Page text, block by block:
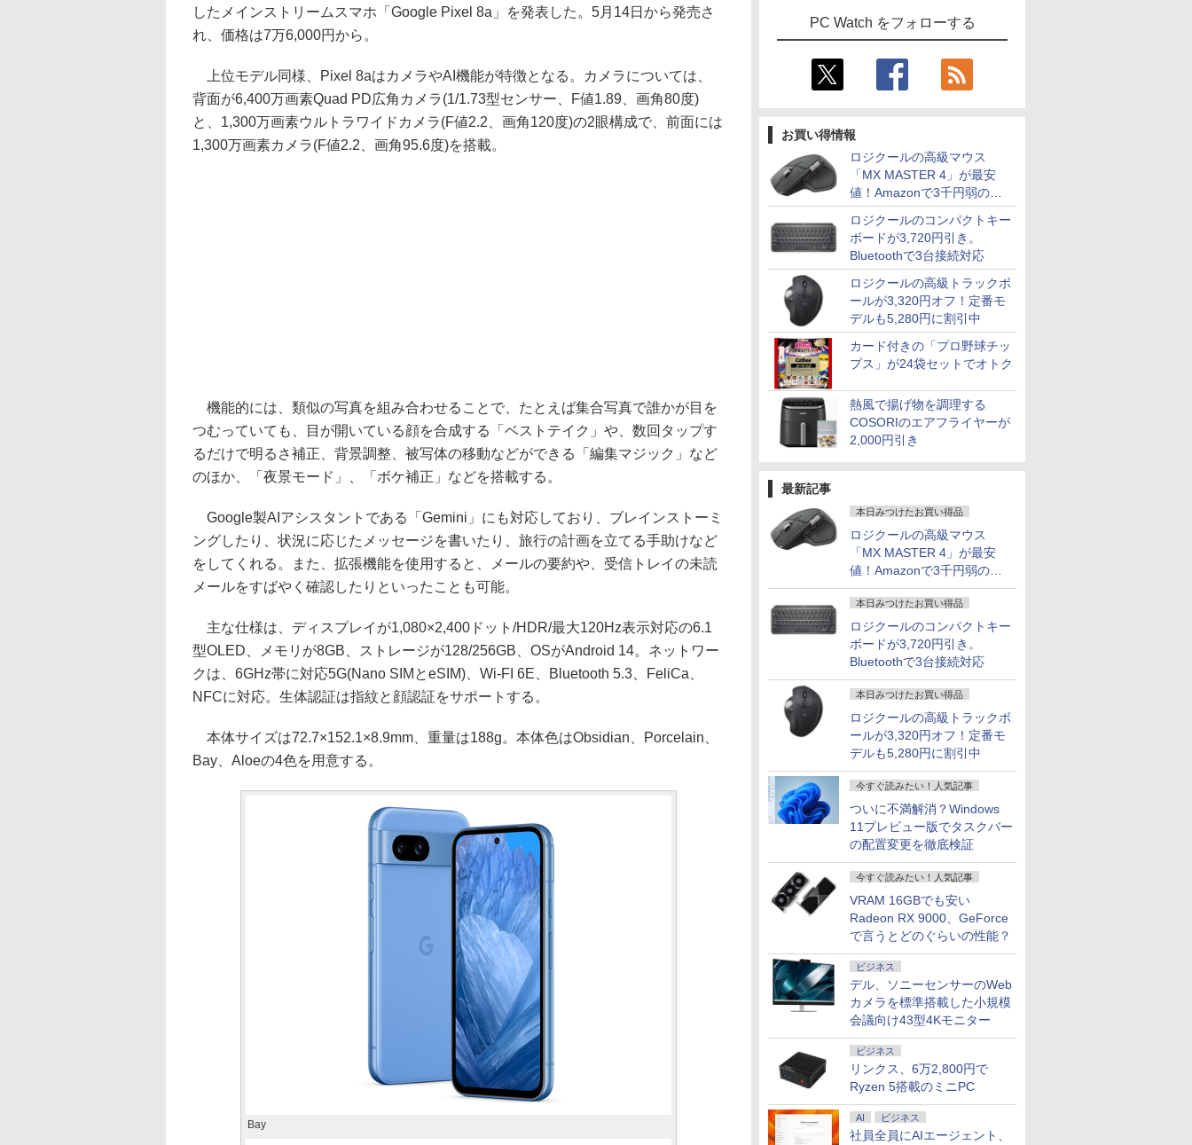
PC Watch をフォローする
お買い得情報
ロジクールの高級マウス
「MX MASTER 4」が最安
値！Amazonで3千円弱の割
引
ロジクールのコンパクトキー
ボードが3,720円引き。
Bluetoothで3台接続対応
ロジクールの高級トラックボ
ールが3,320円オフ！定番モ
デルも5,280円に割引中
カード付きの「プロ野球チッ
プス」が24袋セットでオトク
熱風で揚げ物を調理する
COSORIのエアフライヤーが
2,000円引き
最新記事
本日みつけたお買い得品
ロジクールの高級マウス
「MX MASTER 4」が最安
値！Amazonで3千円弱の割
引
本日みつけたお買い得品
ロジクールのコンパクトキー
ボードが3,720円引き。
Bluetoothで3台接続対応
本日みつけたお買い得品
ロジクールの高級トラックボ
ールが3,320円オフ！定番モ
デルも5,280円に割引中
今すぐ読みたい！人気記事
ついに不満解消？Windows
11プレビュー版でタスクバー
の配置変更を徹底検証
今すぐ読みたい！人気記事
VRAM 16GBでも安い
Radeon RX 9000、GeForce
で言うとどのぐらいの性能？
ビジネス
デル、ソニーセンサーのWeb
カメラを標準搭載した小規模
会議向け43型4Kモニター
ビジネス
リンクス、6万2,800円で
Ryzen 5搭載のミニPC
AI ビジネス
社員全員にAIエージェント、
したメインストリームスマホ「Google Pixel 8a」を発表した。5月14日から発売さ
れ、価格は7万6,000円から。
上位モデル同様、Pixel 8aはカメラやAI機能が特徴となる。カメラについては、
背面が6,400万画素Quad PD広角カメラ(1/1.73型センサー、F値1.89、画角80度)
と、1,300万画素ウルトラワイドカメラ(F値2.2、画角120度)の2眼構成で、前面には
1,300万画素カメラ(F値2.2、画角95.6度)を搭載。
機能的には、類似の写真を組み合わせることで、たとえば集合写真で誰かが目を
つむっていても、目が開いている顔を合成する「ベストテイク」や、数回タップす
るだけで明るさ補正、背景調整、被写体の移動などができる「編集マジック」など
のほか、「夜景モード」、「ボケ補正」などを搭載する。
Google製AIアシスタントである「Gemini」にも対応しており、ブレインストーミ
ングしたり、状況に応じたメッセージを書いたり、旅行の計画を立てる手助けなど
をしてくれる。また、拡張機能を使用すると、メールの要約や、受信トレイの未読
メールをすばやく確認したりといったことも可能。
主な仕様は、ディスプレイが1,080×2,400ドット/HDR/最大120Hz表示対応の6.1
型OLED、メモリが8GB、ストレージが128/256GB、OSがAndroid 14。ネットワー
クは、6GHz帯に対応5G(Nano SIMとeSIM)、Wi-FI 6E、Bluetooth 5.3、FeliCa、
NFCに対応。生体認証は指紋と顔認証をサポートする。
本体サイズは72.7×152.1×8.9mm、重量は188g。本体色はObsidian、Porcelain、
Bay、Aloeの4色を用意する。
Bay